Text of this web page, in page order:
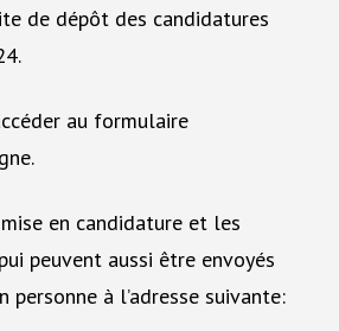
de dépôt des candidatures
au formulaire
en candidature et les
peuvent aussi être envoyés
personne à l’adresse suivante: